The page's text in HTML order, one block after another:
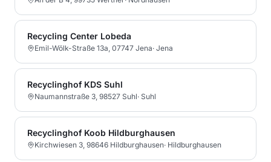
Recycling Center Lobeda
Emil-Wölk-Straße 13a, 07747 Jena· Jena
Recyclinghof KDS Suhl
Naumannstraße 3, 98527 Suhl· Suhl
Recyclinghof Koob Hildburghausen
Kirchwiesen 3, 98646 Hildburghausen· Hildburghausen